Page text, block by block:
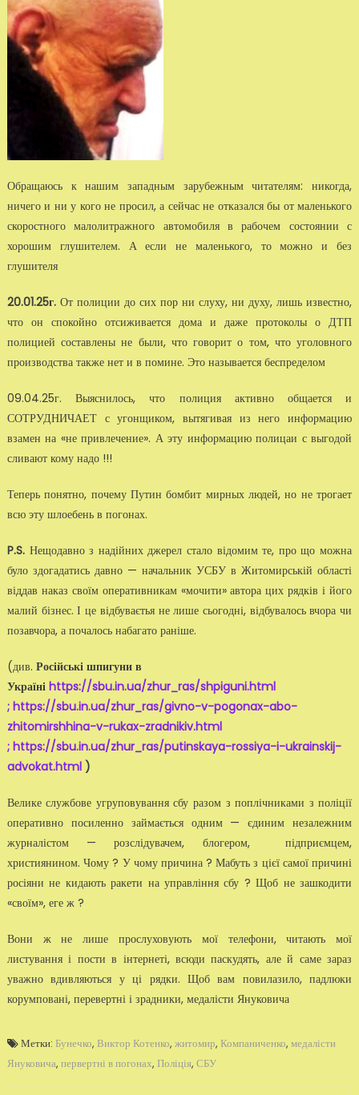
Обращаюсь к нашим западным зарубежным читателям: никогда,
ничего и ни у кого не просил, а сейчас не отказался бы от маленького
скоростного малолитражного автомобиля в рабочем состоянии с
хорошим глушителем. А если не маленького, то можно и без
глушителя
20.01.25г.От полиции до сих пор ни слуху, ни духу, лишь известно,
что он спокойно отсиживается дома и даже протоколы о ДТП
полицией составлены не были, что говорит о том, что уголовного
производства также нет и в помине. Это называется беспределом
09.04.25г. Выяснилось, что полиция активно общается и
СОТРУДНИЧАЕТ с угонщиком, вытягивая из него информацию
взамен на «не привлечение». А эту информацию полицаи с выгодой
сливают кому надо !!!
Теперь понятно, почему Путин бомбит мирных людей, но не трогает
всю эту шлоебень в погонах.
P.S. Нещодавно з надійних джерел стало відомим те, про що можна
було здогадатись давно — начальник УСБУ в Житомирській області
віддав наказ своїм оперативникам «мочити» автора цих рядків і його
малий бізнес. І це відбуваєтья не лише сьогодні, відбувалось вчора чи
позавчора, а почалось набагато раніше.
(див. Російські шпигуни в
Україні https://sbu.in.ua/zhur_ras/shpiguni.html
; https://sbu.in.ua/zhur_ras/givno-v-pogonax-abo-
zhitomirshhina-v-rukax-zradnikiv.html
; https://sbu.in.ua/zhur_ras/putinskaya-rossiya-i-ukrainskij-
advokat.html )
Велике службове угруповування сбу разом з поплічниками з поліції
оперативно посиленно займається одним — єдиним незалежним
журналістом — розслідувачем, блогером, підприємцем,
християнином. Чому ? У чому причина ? Мабуть з цієї самої причині
росіяни не кидають ракети на управління сбу ? Щоб не зашкодити
«своїм», еге ж ?
Вони ж не лише прослуховують мої телефони, читають мої
листування і пости в інтернеті, всюди паскудять, але й саме зараз
уважно вдивляються у ці рядки. Щоб вам повилазило, падлюки
корумповані, перевертні і зрадники, медалісти Януковича
Метки: Бунечко, Виктор Котенко, житомир, Компаниченко, медалісти
Януковича, первертні в погонах, Поліція, СБУ